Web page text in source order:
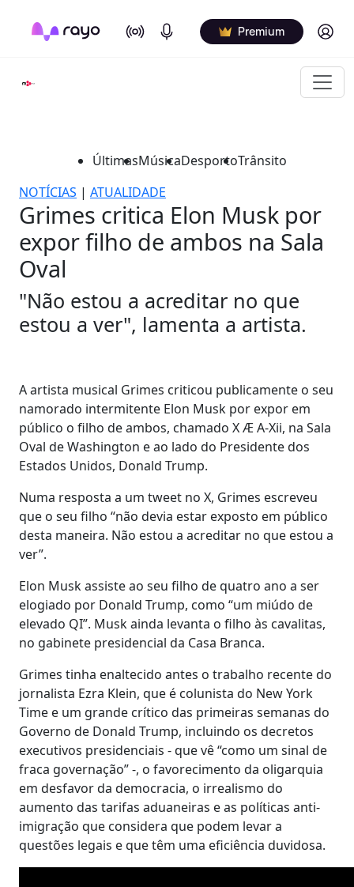
On Air Podcasts Premium Log in
ÚltimasMúsicaDesportoTrânsito
NOTÍCIAS | ATUALIDADE
Grimes critica Elon Musk por
expor filho de ambos na Sala
Oval
"Não estou a acreditar no que
estou a ver", lamenta a artista.
A artista musical Grimes criticou publicamente o seu
namorado intermitente Elon Musk por expor em
público o filho de ambos, chamado X Æ A-Xii, na Sala
Oval de Washington e ao lado do Presidente dos
Estados Unidos, Donald Trump.
Numa resposta a um tweet no X, Grimes escreveu
que o seu filho “não devia estar exposto em público
desta maneira. Não estou a acreditar no que estou a
ver”.
Elon Musk assiste ao seu filho de quatro ano a ser
elogiado por Donald Trump, como “um miúdo de
elevado QI”. Musk ainda levanta o filho às cavalitas,
no gabinete presidencial da Casa Branca.
Grimes tinha enaltecido antes o trabalho recente do
jornalista Ezra Klein, que é colunista do New York
Time e um grande crítico das primeiras semanas do
Governo de Donald Trump, incluindo os decretos
executivos presidenciais - que vê “como um sinal de
fraca governação” -, o favorecimento da oligarquia
em desfavor da democracia, o irrealismo do
aumento das tarifas aduaneiras e as políticas anti-
imigração que considera que podem levar a
questões legais e que têm uma eficiência duvidosa.